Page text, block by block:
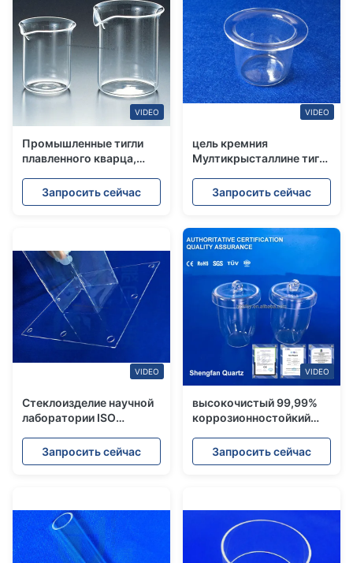
VIDEO
Промышленные тигли
плавленного кварца,
кремнезема кварца
Запросить сейчас
VIDEO
цель кремния
Мултикрысталлине тигля
кремнезема 5-2500мл
солнечная
Запросить сейчас
VIDEO
Стеклоизделие научной
лаборатории ISO
индустрии химии
Запросить сейчас
VIDEO
высокочистый 99,99%
коррозионностойкий
крышкой
Запросить сейчас